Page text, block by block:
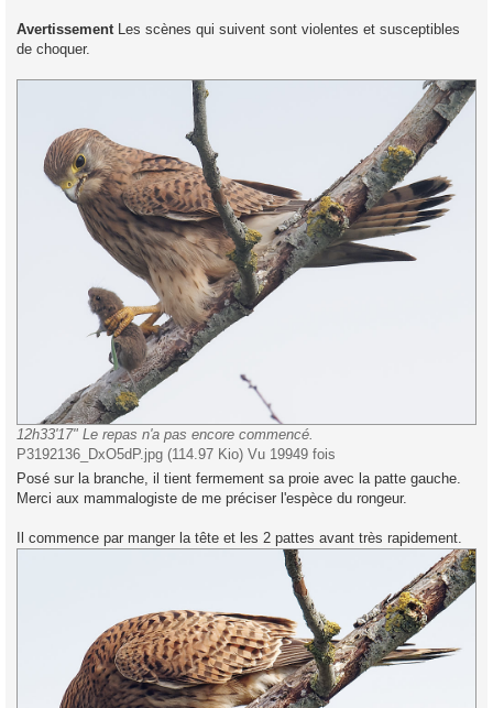
AvertissementLes scènes qui suivent sont violentes et susceptibles
de choquer.
12h33'17" Le repas n'a pas encore commencé.
P3192136_DxO5dP.jpg (114.97 Kio) Vu 19949 fois
Posé sur la branche, il tient fermement sa proie avec la patte gauche.
Merci aux mammalogiste de me préciser l'espèce du rongeur.
Il commence par manger la tête et les 2 pattes avant très rapidement.